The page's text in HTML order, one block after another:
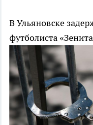
В Ульяновске
футболиста